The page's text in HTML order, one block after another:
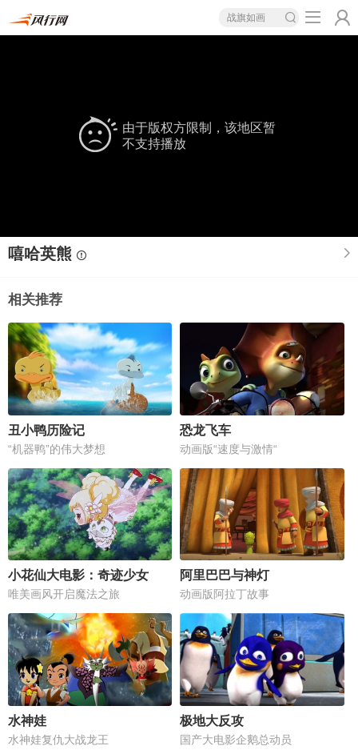
战旗如画
由于版权方限制，该地区暂
不支持播放
嘻哈英熊
相关推荐
丑小鸭历险记
“机器鸭”的伟大梦想
恐龙飞车
动画版“速度与激情“
小花仙大电影：奇迹少女
唯美画风开启魔法之旅
阿里巴巴与神灯
动画版阿拉丁故事
水神娃
水神娃复仇大战龙王
极地大反攻
国产大电影企鹅总动员